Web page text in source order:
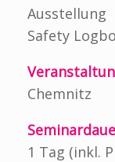
Safety
Chemnitz
1 Tag (inkl.